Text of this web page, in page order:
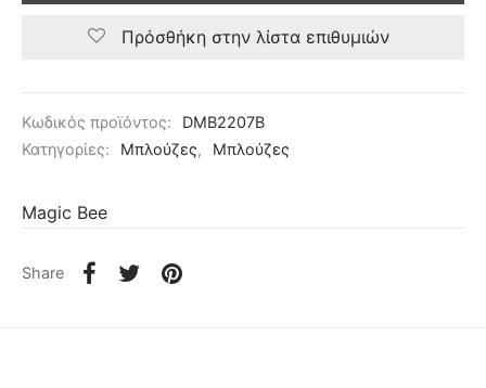
Πρόσθήκη στην λίστα επιθυμιών
Κωδικός προϊόντος:
DMB2207B
Κατηγορίες:
Μπλούζες, Μπλούζες
Magic Bee
Share